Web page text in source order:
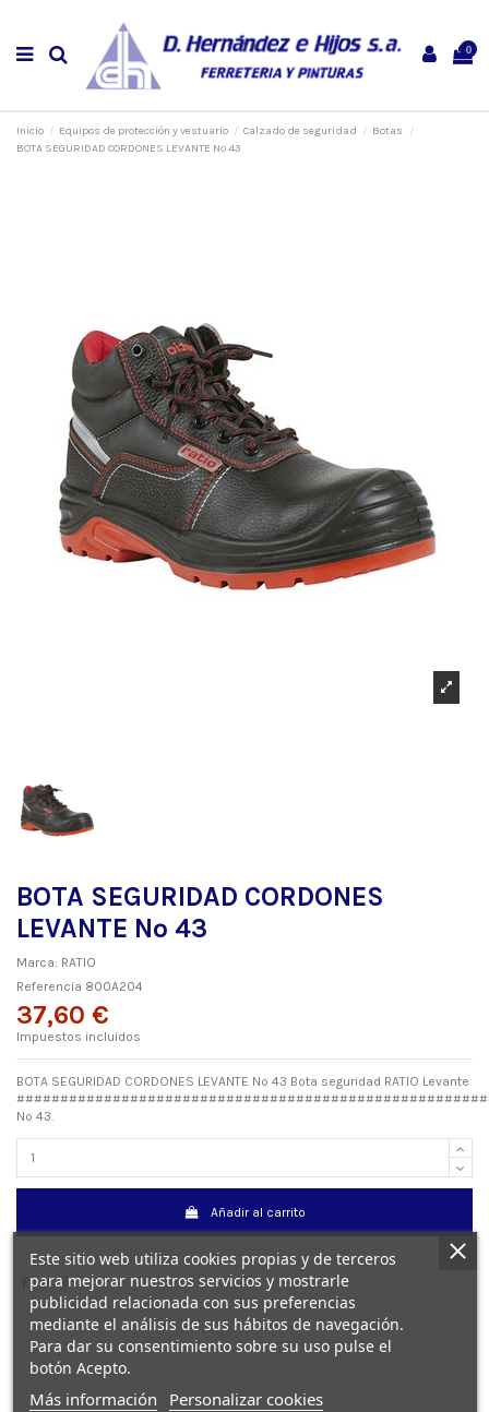
0
Inicio Equipos de protección y vestuario Calzado de seguridad
Botas
BOTA SEGURIDAD CORDONES LEVANTE Nº 43
BOTA SEGURIDAD CORDONES
LEVANTE Nº 43
Marca: RATIO
Referencia 800A204
37,60 €
Impuestos incluidos
BOTA SEGURIDAD CORDONES LEVANTE Nº 43 Bota seguridad RATIO Levante
Nº 43.
Añadir al carrito
Este sitio web utiliza cookies propias y de terceros
para mejorar nuestros servicios y mostrarle
publicidad relacionada con sus preferencias
mediante el análisis de sus hábitos de navegación.
Para dar su consentimiento sobre su uso pulse el
botón Acepto.
Más información Personalizar cookies